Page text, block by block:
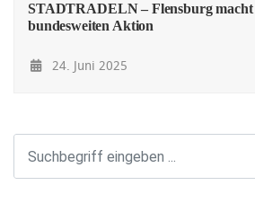
STADTRADELN – Flensburg macht
bundesweiten Aktion
24. Juni 2025